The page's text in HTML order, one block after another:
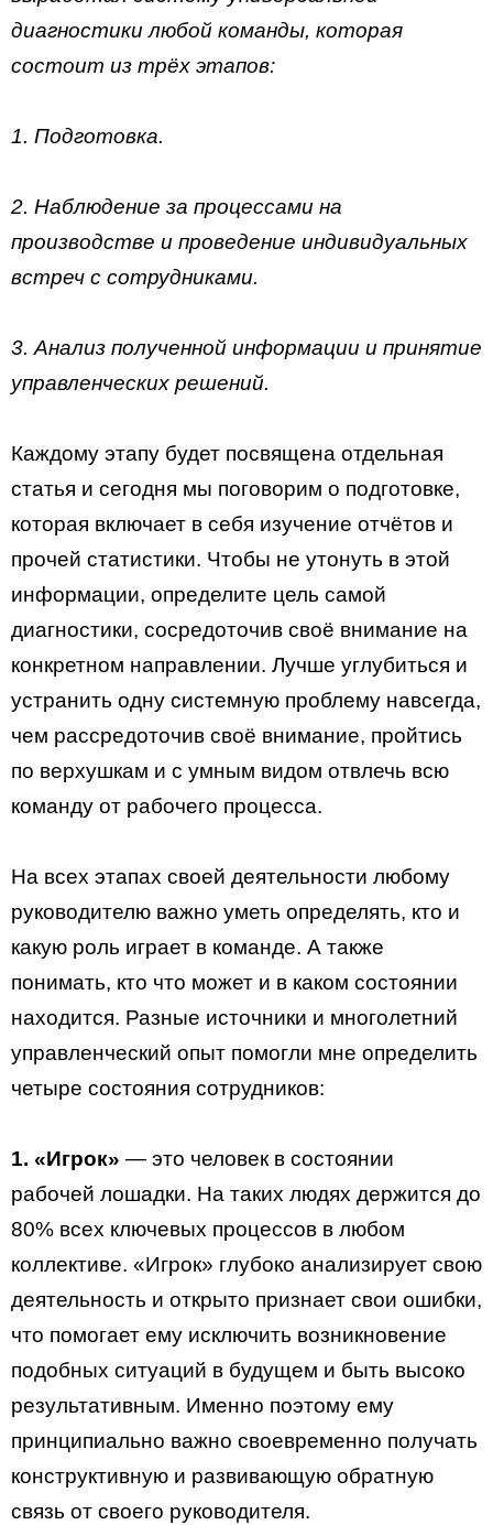
диагностики любой команды, которая
состоит из трёх этапов:
1. Подготовка.
2. Наблюдение за процессами на
производстве и проведение индивидуальных
встреч с сотрудниками.
3. Анализ полученной информации и принятие
управленческих решений.
Каждому этапу будет посвящена отдельная
статья и сегодня мы поговорим о подготовке,
которая включает в себя изучение отчётов и
прочей статистики. Чтобы не утонуть в этой
информации, определите цель самой
диагностики, сосредоточив своё внимание на
конкретном направлении. Лучше углубиться и
устранить одну системную проблему навсегда,
чем рассредоточив своё внимание, пройтись
по верхушкам и с умным видом отвлечь всю
команду от рабочего процесса.
На всех этапах своей деятельности любому
руководителю важно уметь определять, кто и
какую роль играет в команде. А также
понимать, кто что может и в каком состоянии
находится. Разные источники и многолетний
управленческий опыт помогли мне определить
четыре состояния сотрудников:
1. «Игрок» — это человек в состоянии
рабочей лошадки. На таких людях держится до
80% всех ключевых процессов в любом
коллективе. «Игрок» глубоко анализирует свою
деятельность и открыто признает свои ошибки,
что помогает ему исключить возникновение
подобных ситуаций в будущем и быть высоко
результативным. Именно поэтому ему
принципиально важно своевременно получать
конструктивную и развивающую обратную
связь от своего руководителя.